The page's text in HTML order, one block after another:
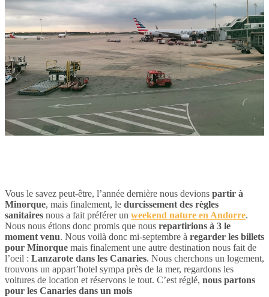
Vous le savez peut-être, l’année dernière nous devions partir à
Minorque, mais finalement, le durcissement des règles
sanitaires nous a fait préférer un weekend nature en Andorre.
Nous nous étions donc promis que nous repartirions à 3 le
moment venu. Nous voilà donc mi-septembre à regarder les billets
pour Minorque mais finalement une autre destination nous fait de
l’oeil : Lanzarote dans les Canaries. Nous cherchons un logement,
trouvons un appart’hotel sympa près de la mer, regardons les
voitures de location et réservons le tout. C’est réglé, nous partons
pour les Canaries dans un mois